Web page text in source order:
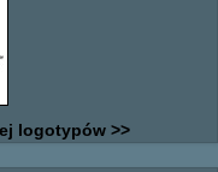
logotypów >>